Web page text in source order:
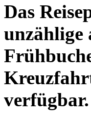
Das
unzählige
verfügbar.